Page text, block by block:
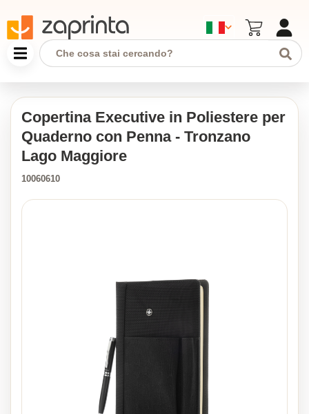
Copertina Executive in Poliestere per
Quaderno con Penna - Tronzano
Lago Maggiore
10060610